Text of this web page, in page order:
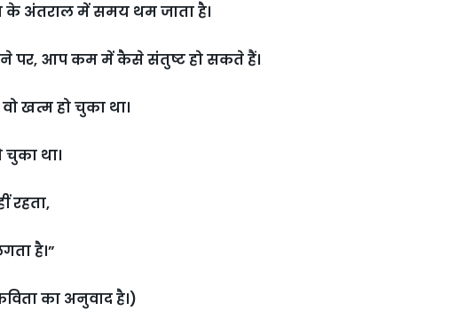
अंतराल में समय थम जाता है।
पर, आप कम में कैसे संतुष्ट हो सकते हैं।
खत्म हो चुका था।
चुका था।
रहता,
है।”
का अनुवाद है।)